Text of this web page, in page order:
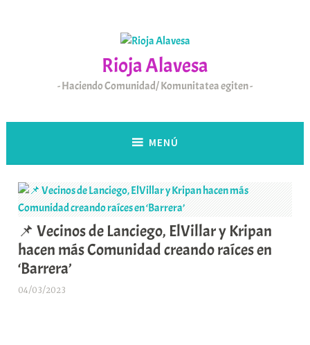
Rioja Alavesa
Haciendo Comunidad/ Komunitatea egiten
MENÚ
📌 Vecinos de Lanciego, ElVillar y Kripan
hacen más Comunidad creando raíces en
‘Barrera’
04/03/2023